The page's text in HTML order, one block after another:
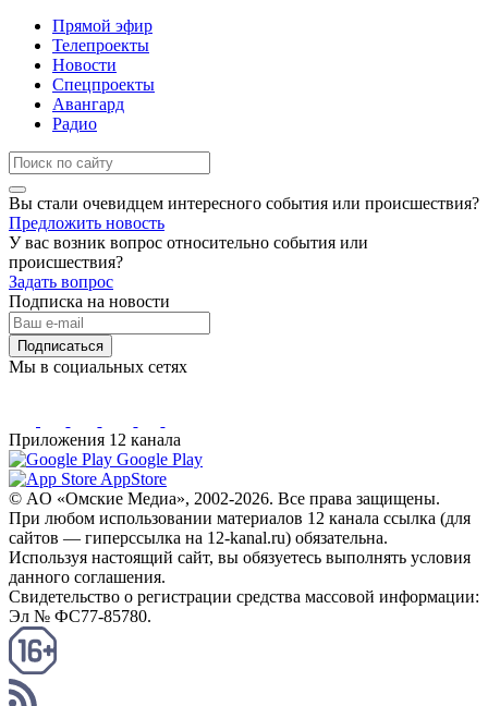
Прямой эфир
Телепроекты
Новости
Спецпроекты
Авангард
Радио
Вы стали очевидцем интересного события или происшествия?
Предложить новость
У вас возник вопрос относительно события или
происшествия?
Задать вопрос
Подписка на новости
Подписаться
Мы в социальных сетях
Приложения 12 канала
Google Play
AppStore
© AO «Омские Медиа», 2002-2026. Все права защищены.
При любом использовании материалов 12 канала ссылка (для
сайтов — гиперссылка на 12-kanal.ru) обязательна.
Используя настоящий сайт, вы обязуетесь выполнять условия
данного соглашения.
Свидетельство о регистрации средства массовой информации:
Эл № ФС77-85780.